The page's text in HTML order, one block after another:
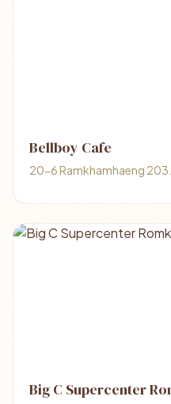
Bellboy Cafe
20-6 Ramkhamhaeng 203
Big C Supercenter